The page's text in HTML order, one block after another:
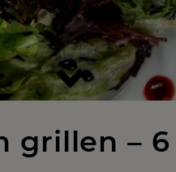
grillen – 6